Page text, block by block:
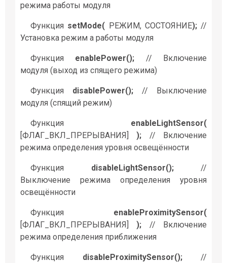
режима работы модуля
Функция setMode( РЕЖИМ, СОСТОЯНИЕ);//
Установка режим а работы модуля
Функция enablePower(); // Включение
модуля (выход из спящего режима)
Функция disablePower(); // Выключение
модуля (спящий режим)
Функция enableLightSensor(
[ФЛАГ_ВКЛ_ПРЕРЫВАНИЯ] ); // Включение
режима определения уровня освещённости
Функция disableLightSensor();//
Выключение режима определения уровня
освещённости
Функция enableProximitySensor(
[ФЛАГ_ВКЛ_ПРЕРЫВАНИЯ] ); // Включение
режима определения приближения
Функция disableProximitySensor();//